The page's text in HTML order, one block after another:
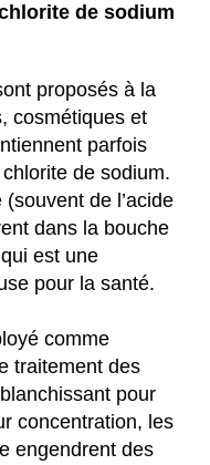
de sodium
proposés à la
cosmétiques et
parfois
de sodium.
(souvent de l’acide
dans la bouche
est une
pour la santé.
comme
traitement des
pour
concentration, les
engendrent des